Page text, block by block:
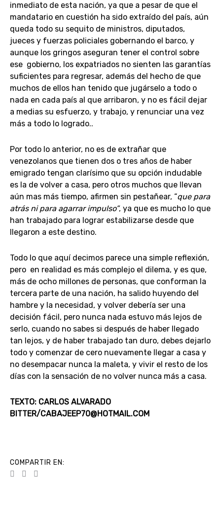
inmediato de esta nación, ya que a pesar de que el
mandatario en cuestión ha sido extraído del país, aún
queda todo su sequito de ministros, diputados,
jueces y fuerzas policiales gobernando el barco, y
aunque los gringos aseguran tener el control sobre
ese gobierno, los expatriados no sienten las garantías
suficientes para regresar, además del hecho de que
muchos de ellos han tenido que jugárselo a todo o
nada en cada país al que arribaron, y no es fácil dejar
a medias su esfuerzo, y trabajo, y renunciar una vez
más a todo lo logrado..
Por todo lo anterior, no es de extrañar que
venezolanos que tienen dos o tres años de haber
emigrado tengan clarísimo que su opción indudable
es la de volver a casa, pero otros muchos que llevan
aún mas más tiempo, afirmen sin pestañear, “que para
atrás ni para agarrar impulso”, ya que es mucho lo que
han trabajado para lograr estabilizarse desde que
llegaron a este destino.
Todo lo que aquí decimos parece una simple reflexión,
pero en realidad es más complejo el dilema, y es que,
más de ocho millones de personas, que conforman la
tercera parte de una nación, ha salido huyendo del
hambre y la necesidad, y volver debería ser una
decisión fácil, pero nunca nada estuvo más lejos de
serlo, cuando no sabes si después de haber llegado
tan lejos, y de haber trabajado tan duro, debes dejarlo
todo y comenzar de cero nuevamente llegar a casa y
no desempacar nunca la maleta, y vivir el resto de los
días con la sensación de no volver nunca más a casa.
TEXTO: CARLOS ALVARADO
BITTER/CABAJEEP70@HOTMAIL.COM
COMPARTIR EN: